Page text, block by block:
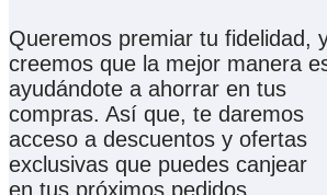
Queremos premiar tu fidelidad,
creemos que la mejor manera
ayudándote a ahorrar en tus
compras. Así que, te daremos
acceso a descuentos y ofertas
exclusivas que puedes canjear
en tus próximos pedidos.